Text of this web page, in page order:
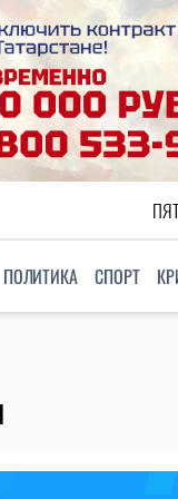
ПОЛИТИКА СПОРТ